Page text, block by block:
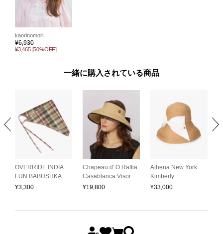
kaorinomori
¥6,930
¥3,465 [50%OFF]
一緒に購入されている商品
OVERRIDE INDIA
FUN BABUSHKA
¥3,300
Chapeau d' O Raffia
Casablanca Visor
¥19,800
Athena New York
Kimberly
¥33,000